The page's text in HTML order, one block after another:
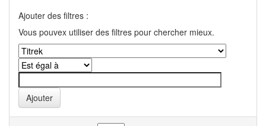
Ajouter des filtres :
Vous pouvex utiliser des filtres pour chercher mieux.